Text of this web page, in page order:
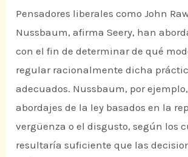
Pensadores liberales como John
Nussbaum, afirma Seery, han
con el fin de determinar de qué
regular racionalmente dicha
adecuados. Nussbaum, por
abordajes de la ley basados en la
vergüenza o el disgusto, según los
resultaría suficiente que las